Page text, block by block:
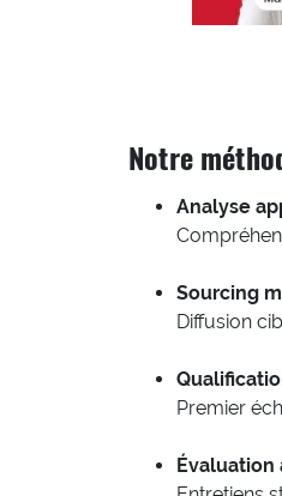
Notre
Analyse
Sourcing
Diffusion
Premier